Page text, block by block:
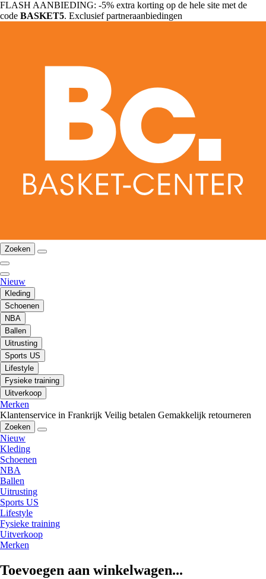
FLASH AANBIEDING: -5% extra korting op de hele site met de
code BASKET5. Exclusief partneraanbiedingen
Zoeken
Nieuw
Kleding
Schoenen
NBA
Ballen
Uitrusting
Sports US
Lifestyle
Fysieke training
Uitverkoop
Merken
Klantenservice in Frankrijk Veilig betalen Gemakkelijk retourneren
Zoeken
Nieuw
Kleding
Schoenen
NBA
Ballen
Uitrusting
Sports US
Lifestyle
Fysieke training
Uitverkoop
Merken
Toevoegen aan winkelwagen...